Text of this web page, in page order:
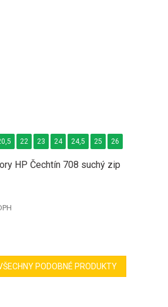
HP Čechtín 708 suchý zip
22 23 24 24,5 25 26
PODOBNÉ PRODUKTY